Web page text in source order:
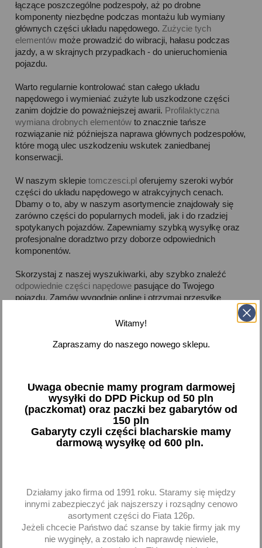
łączące poszczególne podzespoły, aż po drobne
komponenty niezbędne podczas montażu lub wymiany
głównych części układu napędowego. Zużycie tych
elementów może prowadzić do wibracji, hałasu podczas
jazdy, a w skrajnych przypadkach - do unieruchomienia
pojazdu.
Warto regularnie kontrolować stan całego układu
napędowego i wymieniać zużyte lub uszkodzone części
zanim dojdzie do poważniejszej awarii. Profilaktyczna
wymiana drobnych elementów to znacznie tańsze
rozwiązanie niż późniejsza naprawa głównych podzespołów,
które mogą ulec uszkodzeniu wskutek zaniedbanej
konserwacji.
W naszym sklepietomczesci.pl oferujemy szeroki wybór
części do układu napędowego w atrakcyjnych cenach.
Dbamy o to, aby w naszym asortymencie znajdowały się
zarówno części do popularnych modeli, jak i do rzadziej
spotykanych pojazdów. Zapewniamy szybką wysyłkę oraz
profesjonalne doradztwo przy doborze odpowiednich
komponentów.
Skorzystaj z naszej wyszukiwarki, aby szybko znaleźć
odpowiednie części napędowe pasujące do Twojego
pojazdu. Zamów wygodnie online i otrzymaj przesyłkę
bezpośrednio pod wskazany adres. Sprawdź pełną ofertę i
uzupełnij swój układ napędowy o brakujące elementy już
Pokazano 1-2 z 2 pozycji
Sprężynka lewarka zmiany
favorite_border
Nakrętka koła Żuk Nysa
favorite_border
Witamy!
Zapraszamy do naszego nowego sklepu.
Uwaga obecnie mamy program darmowej
wysyłki do DPD Pickup od 50 pln
(paczkomat) oraz paczki bez gabarytów od
150 pln
Gabaryty czyli części blacharskie mamy
darmową wysyłkę od 600 pln.
Działamy jako firma od 1991 roku. Staramy się między
innymi zabezpieczyć jak najszerszy i rozsądny cenowo
asortyment części do Fiata 126p.
Jeżeli chcecie Państwo dać szanse by takie firmy jak my
nie wyginęły, a zostało ich naprawdę niewiele,